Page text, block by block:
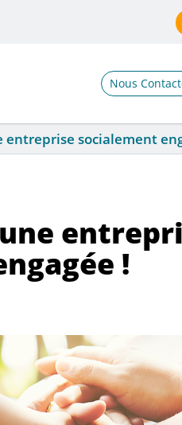
Nous
entreprise socialement
!